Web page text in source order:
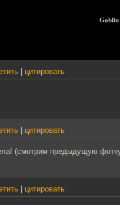
Goblin
цитировать
цитировать
(смотрим предыдущую
цитировать